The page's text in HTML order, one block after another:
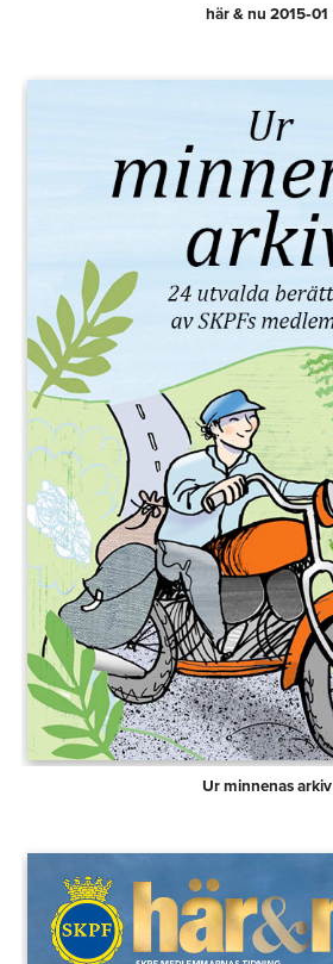
här & nu 2015‑01
Ur minnenas arkiv